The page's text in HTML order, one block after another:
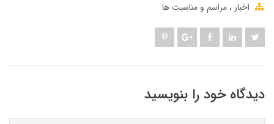
اخبار مراسم و مناسبت ها
دیدگاه خود را بنویسید